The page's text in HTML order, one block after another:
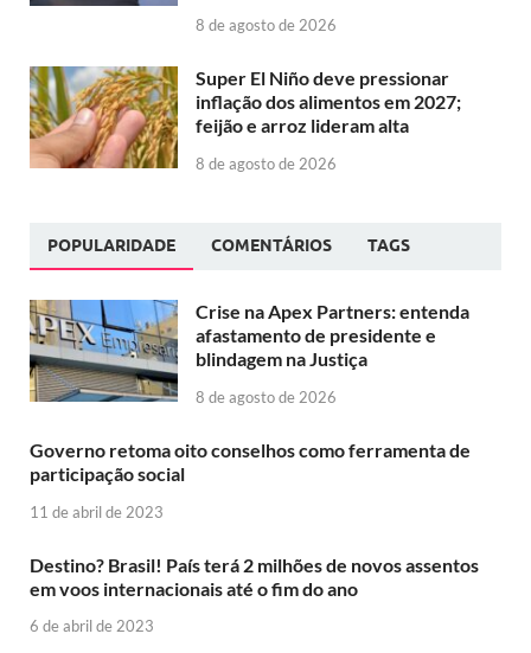
8 de agosto de 2026
Super El Niño deve pressionar
inflação dos alimentos em 2027;
feijão e arroz lideram alta
8 de agosto de 2026
POPULARIDADE COMENTÁRIOS TAGS
Crise na Apex Partners: entenda
afastamento de presidente e
blindagem na Justiça
8 de agosto de 2026
Governo retoma oito conselhos como ferramenta de
participação social
11 de abril de 2023
Destino? Brasil! País terá 2 milhões de novos assentos
em voos internacionais até o fim do ano
6 de abril de 2023